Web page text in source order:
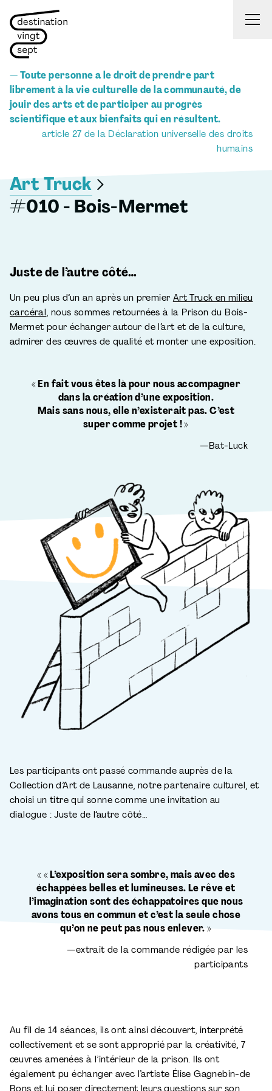
— Toute personne a le droit de prendre part
librement à la vie culturelle de la communauté, de
jouir des arts et de participer au progrès
scientifique et aux bienfaits qui en résultent.
article 27 de la Déclaration universelle des droits
humains
Art Truck
#010 - Bois-Mermet
Juste de l’autre côté…
Un peu plus d’un an après un premier Art Truck en milieu
carcéral, nous sommes retournées à la Prison du Bois-
Mermet pour échanger autour de l’art et de la culture,
admirer des œuvres de qualité et monter une exposition.
« En fait vous êtes là pour nous accompagner
dans la création d’une exposition.
Mais sans nous, elle n’existerait pas. C’est
super comme projet ! »
—Bat-Luck
Les participants ont passé commande auprès de la
Collection d’Art de Lausanne, notre partenaire culturel, et
choisi un titre qui sonne comme une invitation au
dialogue : Juste de l’autre côté…
« « L’exposition sera sombre, mais avec des
échappées belles et lumineuses. Le rêve et
l’imagination sont des échappatoires que nous
avons tous en commun et c’est la seule chose
qu’on ne peut pas nous enlever. »
—extrait de la commande rédigée par les
participants
Au fil de 14 séances, ils ont ainsi découvert, interprété
collectivement et se sont approprié par la créativité, 7
œuvres amenées à l’intérieur de la prison. Ils ont
également pu échanger avec l’artiste Élise Gagnebin-de
Bons et lui poser directement leurs questions sur son